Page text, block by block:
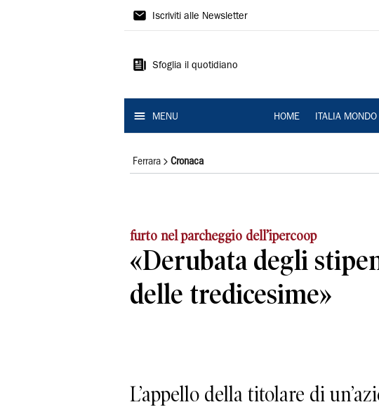
La
Ferrara
Iscriviti alle Newsletter
Sfoglia il quotidiano
MENU HOME ITALIA MONDO
Ferrara Cronaca
furto nel parcheggio dell’ipercoop
«Derubata degli
delle tredicesime»
L’appello della titolare di